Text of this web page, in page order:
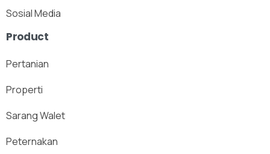
Sosial Media
Product
Pertanian
Properti
Sarang Walet
Peternakan